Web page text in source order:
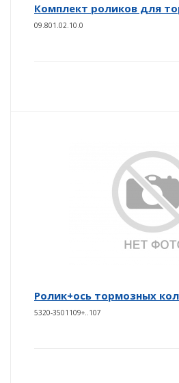
Комплект роликов для
09.801.02.10.0
Ролик+ось тормозных
5320-3501109+..107